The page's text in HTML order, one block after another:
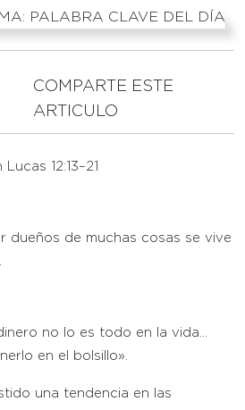
COMPARTE ESTE
ARTICULO
12:13–21
dueños de muchas cosas se vive
no lo es todo en la vida…
en el bolsillo».
una tendencia en las